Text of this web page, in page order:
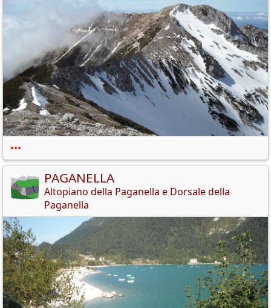
•••
PAGANELLA
Altopiano della Paganella e Dorsale della
Paganella